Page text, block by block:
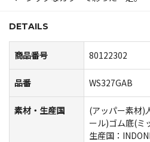
DETAILS
商品番号 80122302
品番 WS327GAB
素材・生産国
(アッパー素材)
ール)ゴム底(ミ
生産国：